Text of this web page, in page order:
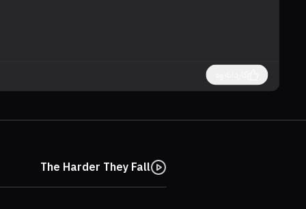
The Harder They Fall